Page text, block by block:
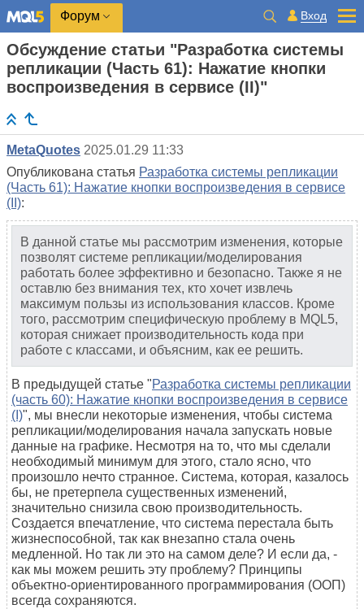
Форум Вход
Обсуждение статьи "Разработка системы
репликации (Часть 61): Нажатие кнопки
воспроизведения в сервисе (II)"
MetaQuotes 2025.01.29 11:33
Опубликована статья Разработка системы репликации
(Часть 61): Нажатие кнопки воспроизведения в сервисе
(II):
В данной статье мы рассмотрим изменения, которые
позволят системе репликации/моделирования
работать более эффективно и безопасно. Также я не
оставлю без внимания тех, кто хочет извлечь
максимум пользы из использования классов. Кроме
того, рассмотрим специфическую проблему в MQL5,
которая снижает производительность кода при
работе с классами, и объясним, как ее решить.
В предыдущей статье "Разработка системы репликации
(часть 60): Нажатие кнопки воспроизведения в сервисе
(I)", мы внесли некоторые изменения, чтобы система
репликации/моделирования начала запускать новые
данные на графике. Несмотря на то, что мы сделали
необходимый минимум для этого, стало ясно, что
произошло нечто странное. Система, которая, казалось
бы, не претерпела существенных изменений,
значительно снизила свою производительность.
Создается впечатление, что система перестала быть
жизнеспособной, так как внезапно стала очень
медленной. Но так ли это на самом деле? И если да, -
как мы можем решить эту проблему? Принципы
объектно-ориентированного программирования (ООП)
всегда сохраняются.